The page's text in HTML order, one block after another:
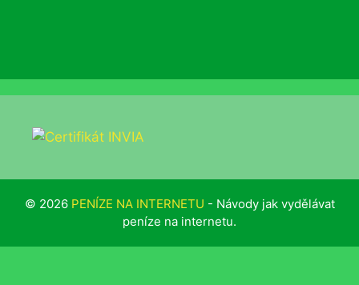
© 2026 PENÍZE NA INTERNETU - Návody jak vydělávat
peníze na internetu.